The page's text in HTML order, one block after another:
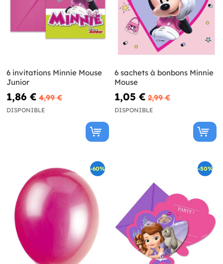
6 invitations Minnie Mouse
Junior
1,86 € 4,99 €
DISPONIBLE
6 sachets à bonbons Minnie
Mouse
1,05 € 2,99 €
DISPONIBLE
-60% -50%